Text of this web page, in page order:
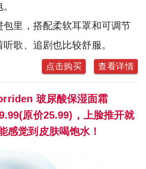
包里，搭配柔软耳罩和可调节
歌、追剧也比较舒服。
点击购买 查看详情
玻尿酸保湿面霜
原价25.99)，上脸推开就
感觉到皮肤喝饱水！